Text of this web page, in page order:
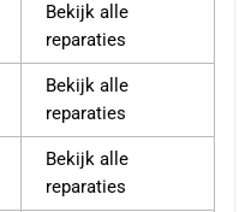
Bekijk alle
reparaties
Bekijk alle
reparaties
Bekijk alle
reparaties